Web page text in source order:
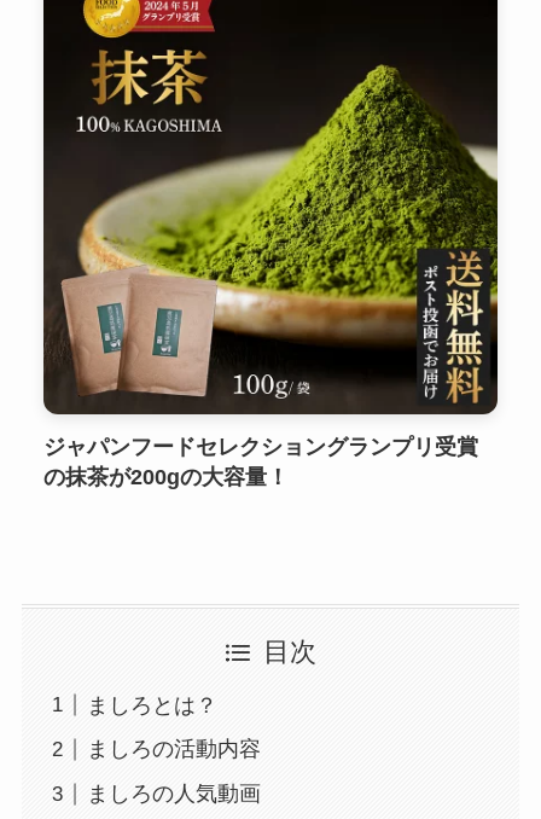
ジャパンフードセレクショングランプリ受賞
の抹茶が200gの大容量！
目次
ましろとは？
ましろの活動内容
ましろの人気動画